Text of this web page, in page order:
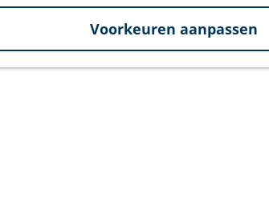
Voorkeuren aanpassen
midden was een strandje. Dat ziet